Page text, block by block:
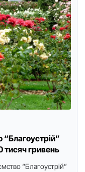
гривень
“Благoустрій”